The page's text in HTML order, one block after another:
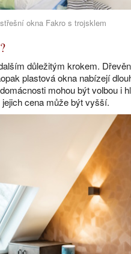
okna Fakro s trojsklem
důležitým krokem.
plastová okna nabízejí
mohou být volbou i
cena může být vyšší.